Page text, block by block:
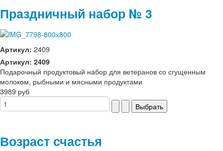
Праздничный набор № 3
Артикул: 2409
Артикул: 2409
Подарочный продуктовый набор для ветеранов со сгущенным
молоком, рыбными и мясными продуктами
3989 руб
Возраст счастья